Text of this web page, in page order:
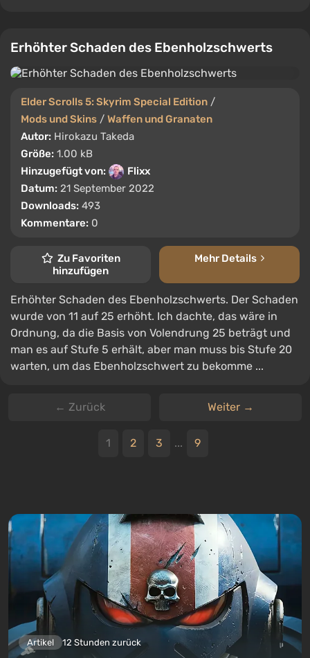
Erhöhter Schaden des Ebenholzschwerts
Elder Scrolls 5: Skyrim Special Edition /
Mods und Skins / Waffen und Granaten
Autor: Hirokazu Takeda
Größe: 1.00 kB
Hinzugefügt von:
Flixx
Datum: 21 September 2022
Downloads: 493
Kommentare: 0
Zu Favoriten
hinzufügen
Mehr Details
Erhöhter Schaden des Ebenholzschwerts. Der Schaden
wurde von 11 auf 25 erhöht. Ich dachte, das wäre in
Ordnung, da die Basis von Volendrung 25 beträgt und
man es auf Stufe 5 erhält, aber man muss bis Stufe 20
warten, um das Ebenholzschwert zu bekomme ...
← Zurück Weiter →
1 2 3 ... 9
Artikel 12 Stunden zurück